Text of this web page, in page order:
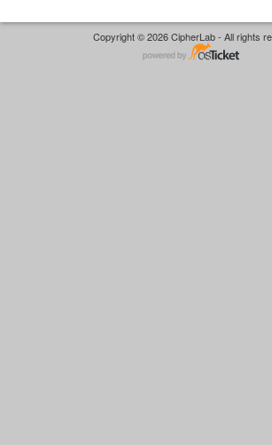
Copyright © 2026 CipherLab - All rights